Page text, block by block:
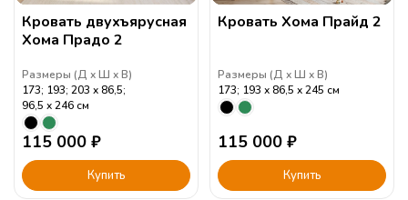
Кровать двухъярусная
Хома Прадо 2
Размеры (Д Ш В)
173; 193; 203
86,5;
96,5
246 см
115 000 ₽
Купить
Кровать Хома Прайд 2
Размеры (Д Ш В)
173; 193
86,5 245 см
115 000 ₽
Купить